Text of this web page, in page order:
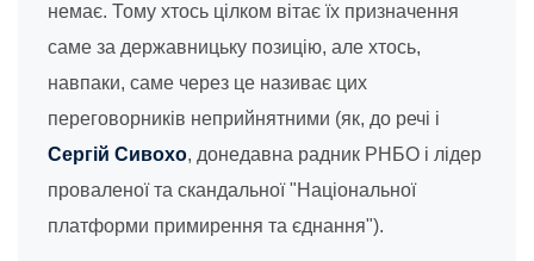
немає. Тому хтось цілком вітає їх призначення
саме за державницьку позицію, але хтось,
навпаки, саме через це називає цих
переговорників неприйнятними (як, до речі і
Сергій Сивохо, донедавна радник РНБО і лідер
проваленої та скандальної "Національної
платформи примирення та єднання").